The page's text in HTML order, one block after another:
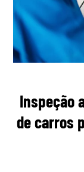
Inspeção
de carros